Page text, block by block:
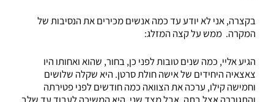
בקצרה, אני לא יודע עד כמה אנשים מכירים את הנסיבות של
המקרה. ממש על קצה המזלג:
הגיע אליי, כמה שנים טובות לפני כן, בחור, שהוא ואחותו היו
צאצאיה היחידים של אישה חולת סרטן. היא שקלה שלושים
וחמישה קילו, ערכה את הצוואה כמה חודשים לפני פטירתה